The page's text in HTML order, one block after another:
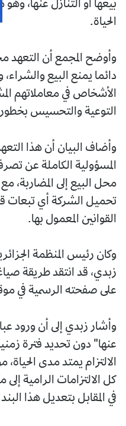
بيعها أو التنازل عنها،
الحياة.
وأوضح المجمع أن التعهد
دائما يمنع البيع
الأشخاص في معاملاتهم
التوعية والتحسيس
وأضاف البيان أن هذا
المسؤولية الكاملة عن
محل البيع إلى المضاربة،
تحميل الشركة أي تبعات
القوانين المعمول بها.
وكان رئيس المنظمة
زبدي، قد انتقد طريقة
على صفحته الرسمية في
وأشار زبدي إلى أن ورود
عنها" دون تحديد فترة
الالتزام يمتد مدى
كل الالتزامات الرامية إلى
في المقابل بتعديل هذا